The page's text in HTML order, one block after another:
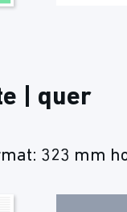
| quer
323 mm